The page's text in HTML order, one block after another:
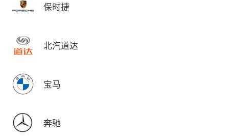
保时捷
北汽道达
宝马
奔驰